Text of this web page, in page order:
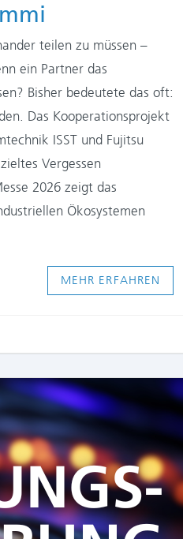
teilen zu müssen –
ein Partner das
Bisher bedeutete das oft:
Das Kooperationsprojekt
ISST und Fujitsu
Vergessen
2026 zeigt das
Ökosystemen
MEHR ERFAHREN